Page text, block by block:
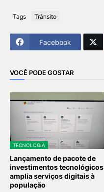
Tags Trânsito
Facebook
VOCÊ PODE GOSTAR
TECNOLOGIA
Lançamento de pacote de
investimentos tecnológicos
amplia serviços digitais à
população